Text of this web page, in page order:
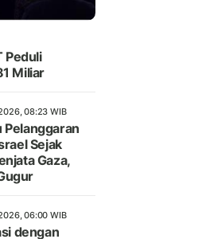
Peduli
Miliar
08:23 WIB
Pelanggaran
Sejak
Gaza,
06:00 WIB
dengan